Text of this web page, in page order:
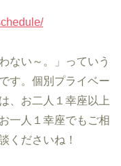
ない～。」っていう
す。個別プライベー
、お二人１幸座以上
一人１幸座でもご相
くださいね！